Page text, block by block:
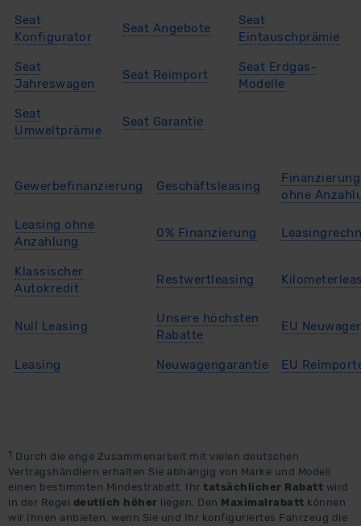
Datenschutzerklärung
Seat
Konfigurator
Seat Angebote
Seat
Eintauschprämie
Seat
Jahreswagen
Seat Reimport
Seat Erdgas-
Modelle
Seat
Umweltprämie
Seat Garantie
Gewerbefinanzierung Geschäftsleasing
Finanzierung
ohne
Leasing ohne
Anzahlung
0% Finanzierung
Klassischer
Autokredit
Restwertleasing
Null Leasing
Unsere höchsten
Rabatte
EU
Leasing Neuwagengarantie EU
1 Durch die enge Zusammenarbeit mit vielen deutschen
Vertragshändlern erhalten Sie abhängig von Marke und Modell
einen bestimmten Mindestrabatt. Ihr tatsächlicher Rabatt wird
in der Regel deutlich höher liegen. Den Maximalrabatt können
wir Ihnen anbieten, wenn Sie und Ihr konfiguriertes Fahrzeug die